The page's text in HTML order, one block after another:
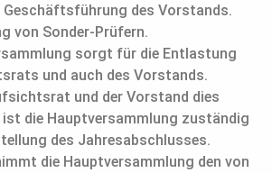
Geschäftsführung des Vorstands.
von Sonder-Prüfern.
sorgt für die Entlastung
und auch des Vorstands.
und der Vorstand dies
ist die Hauptversammlung zuständig
des Jahresabschlusses.
die Hauptversammlung den von